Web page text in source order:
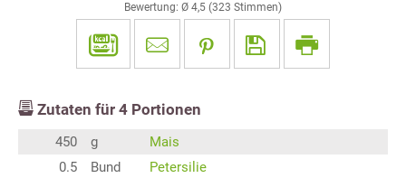
Bewertung: Ø 4,5 (323 Stimmen)
Zutaten für 4 Portionen
450 g
Mais
0.5
Bund
Petersilie